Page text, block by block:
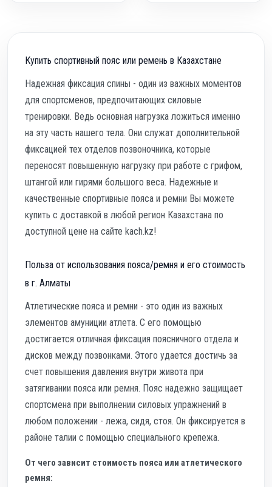
Купить спортивный пояс или ремень в Казахстане
Надежная фиксация спины - один из важных моментов
для спортсменов, предпочитающих силовые
тренировки. Ведь основная нагрузка ложиться именно
на эту часть нашего тела. Они служат дополнительной
фиксацией тех отделов позвоночника, которые
переносят повышенную нагрузку при работе с грифом,
штангой или гирями большого веса. Надежные и
качественные спортивные пояса и ремни Вы можете
купить с доставкой в любой регион Казахстана по
доступной цене на сайте kach.kz!
Польза от использования пояса/ремня и его стоимость
в г. Алматы
Атлетические пояса и ремни - это один из важных
элементов амуниции атлета. С его помощью
достигается отличная фиксация поясничного отдела и
дисков между позвонками. Этого удается достичь за
счет повышения давления внутри живота при
затягивании пояса или ремня. Пояс надежно защищает
спортсмена при выполнении силовых упражнений в
любом положении - лежа, сидя, стоя. Он фиксируется в
районе талии с помощью специального крепежа.
От чего зависит стоимость пояса или атлетического
ремня: